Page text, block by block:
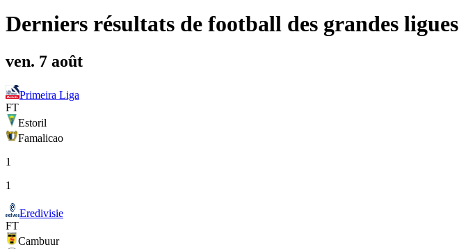
Derniers résultats de football des grandes ligues
ven. 7 août
Primeira Liga
FT
Estoril
Famalicao
1
1
Eredivisie
FT
Cambuur